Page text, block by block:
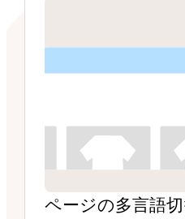
ページの多言語